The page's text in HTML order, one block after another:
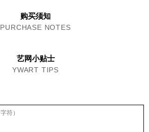
购买须知
PURCHASE NOTES
艺网小贴士
YWART TIPS